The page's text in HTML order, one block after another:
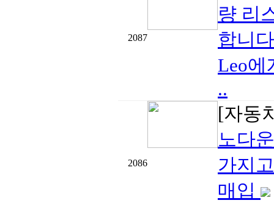
2087
량 리
합니
Leo
..
2086
[자동
노다
가지
매입